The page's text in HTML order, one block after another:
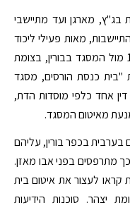
מארגן ועד מתיישבי
מאות פעילי ליכוד
ותושבים, שתתקיים מחר (ב') בשעה 16:30 מול המסגד בבורין, בצומת
"בית כנסת הורסים, מסגד
אחד כלפי מוסדות הדת,
מאיטום המסגד.
בערבית בכפר בורין, עליהם
מתרפסים בפני אבו מאזן.
קראו לעצור את איטום בית
יצהר. סוכנות הידיעות